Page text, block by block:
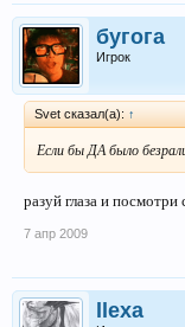
бугога
Игрок
Svet сказал(а): ↑
Если бы ДА было
разуй глаза и
7 апр 2009
llexa